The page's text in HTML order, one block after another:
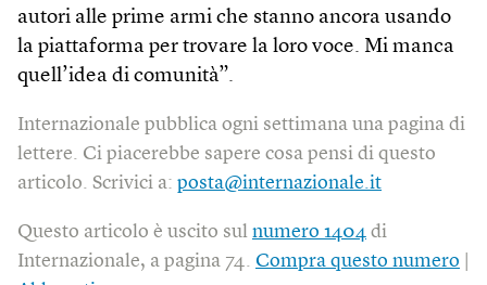
autori alle prime armi che stanno ancora usando
la piattaforma per trovare la loro voce. Mi manca
quell’idea di comunità”.
Internazionale pubblica ogni settimana una pagina di
lettere. Ci piacerebbe sapere cosa pensi di questo
articolo. Scrivici a: posta@internazionale.it
Questo articolo è uscito sul numero 1404 di
Internazionale, a pagina 74. Compra questo numero